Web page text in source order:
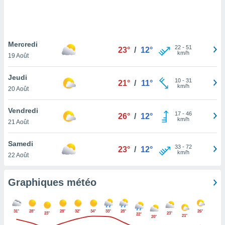
pas
de
cas,
que
sur le
que
ne
Mercredi
19 Août
23° / 12° 22- 51
km/h
Jeudi
20 Août
21° / 11° 10- 31
km/h
Vendredi
21 Août
26° / 12° 17- 46
km/h
Samedi
22 Août
23° / 12° 33- 72
km/h
Graphiques météo
31° 28° 23° 28° 32° 34° 33° 28°
22°
20°
23°
21°
26°